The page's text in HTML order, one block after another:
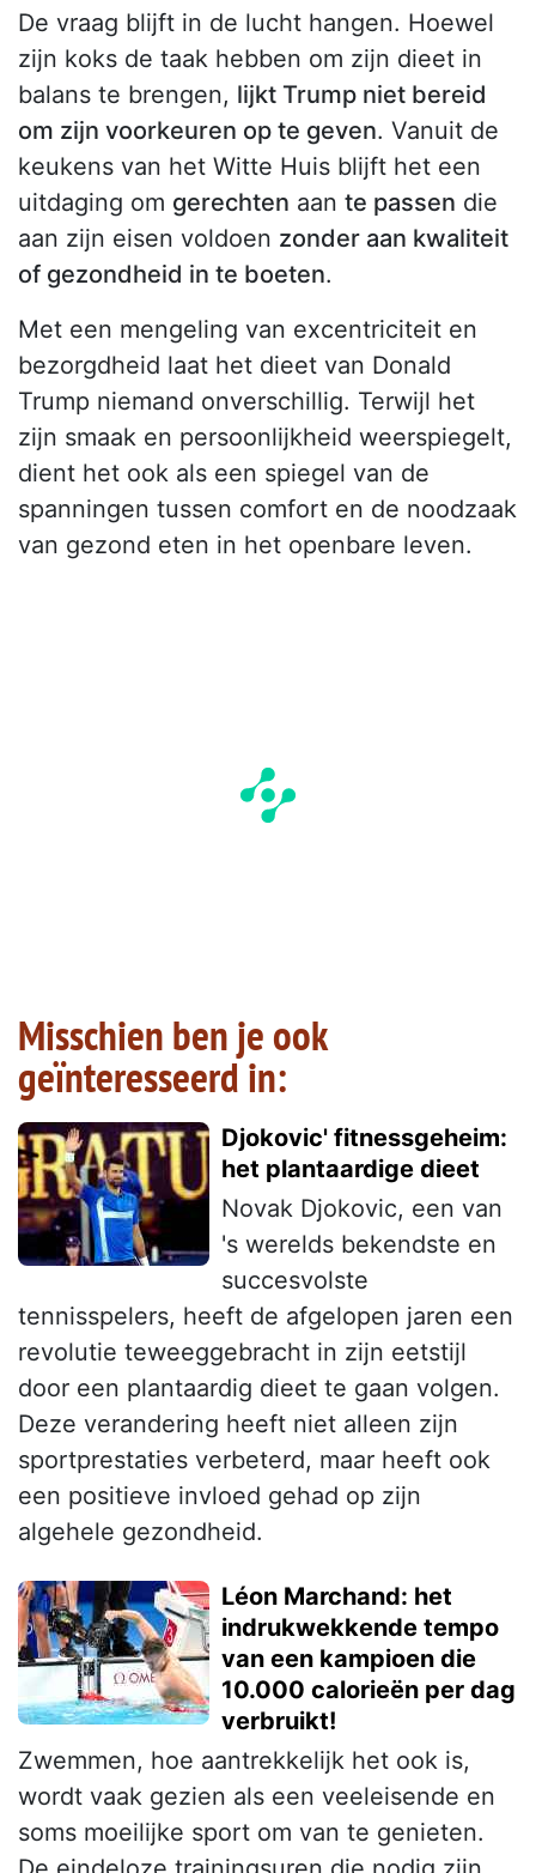
De vraag blijft in de lucht hangen. Hoewel
zijn koks de taak hebben om zijn dieet in
balans te brengen, lijkt Trump niet bereid
om zijn voorkeuren op te geven. Vanuit de
keukens van het Witte Huis blijft het een
uitdaging om gerechten aan te passen die
aan zijn eisen voldoen zonder aan kwaliteit
of gezondheid in te boeten.
Met een mengeling van excentriciteit en
bezorgdheid laat het dieet van Donald
Trump niemand onverschillig. Terwijl het
zijn smaak en persoonlijkheid weerspiegelt,
dient het ook als een spiegel van de
spanningen tussen comfort en de noodzaak
van gezond eten in het openbare leven.
Misschien ben je ook
geïnteresseerd in:
Djokovic' fitnessgeheim:
het plantaardige dieet
Novak Djokovic, een van
's werelds bekendste en
succesvolste
tennisspelers, heeft de afgelopen jaren een
revolutie teweeggebracht in zijn eetstijl
door een plantaardig dieet te gaan volgen.
Deze verandering heeft niet alleen zijn
sportprestaties verbeterd, maar heeft ook
een positieve invloed gehad op zijn
algehele gezondheid.
Léon Marchand: het
indrukwekkende tempo
van een kampioen die
10.000 calorieën per dag
verbruikt!
Zwemmen, hoe aantrekkelijk het ook is,
wordt vaak gezien als een veeleisende en
soms moeilijke sport om van te genieten.